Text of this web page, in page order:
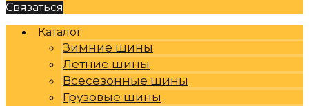
Связаться
Каталог
Зимние шины
Летние шины
Всесезонные шины
Грузовые шины